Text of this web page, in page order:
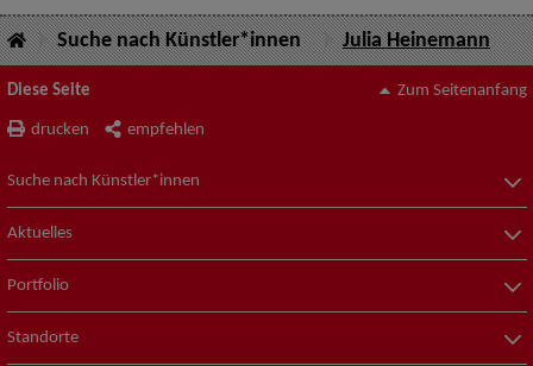
Suche nach Künstler*innen Julia Heinemann
Diese Seite
drucken empfehlen
Zum Seitenanfang
Suche nach Künstler*innen
Aktuelles
Portfolio
Standorte